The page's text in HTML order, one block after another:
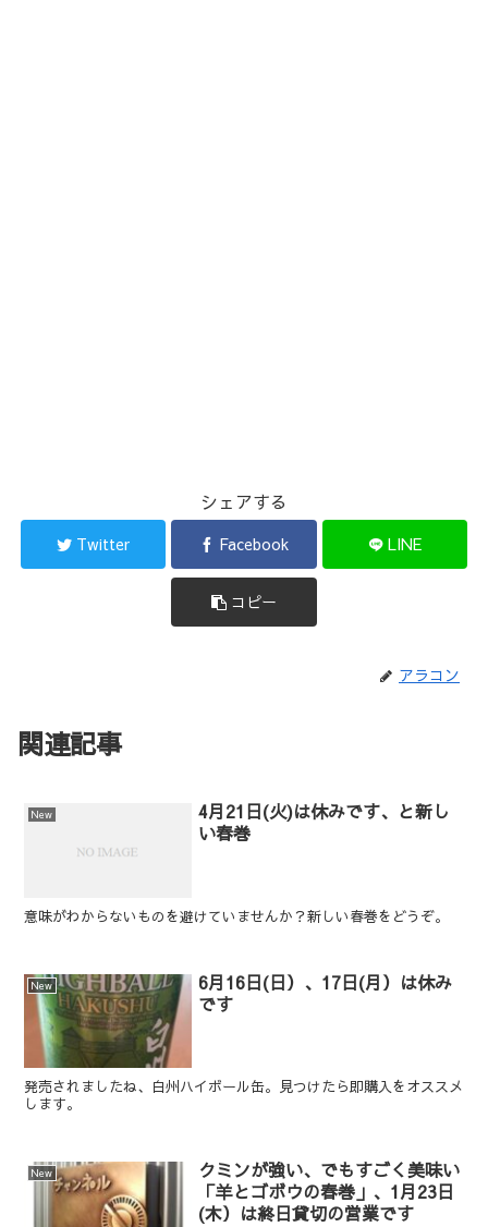
シェアする
Twitter Facebook LINE
コピー
アラコン
関連記事
New
4月21日(火)は休みです、と新し
い春巻
意味がわからないものを避けていませんか？新しい春巻をどうぞ。
New
6月16日(日）、17日(月）は休み
です
発売されましたね、白州ハイボール缶。見つけたら即購入をオススメ
します。
New
クミンが強い、でもすごく美味い
「羊とゴボウの春巻」、1月23日
(木）は終日貸切の営業です